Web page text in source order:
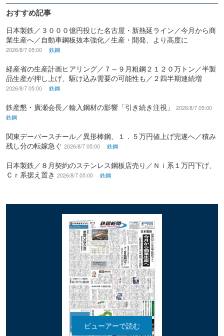
おすすめ記事
日本製鉄／３０００億円投じた名古屋・新熱延ライン／今月から商
業生産へ／自動車鋼板抜本強化／生産・開発、より高度に
2026/8/7 05:00 鉄鋼
経産省の生産計画ヒアリング／７～９月粗鋼２１２０万トン／半製
品生産が押し上げ、駆け込み需要の可能性も／２四半期連続増
2026/8/7 05:00 鉄鋼
鉄産懇・廣瀬会長／輸入鋼材の影響「引き続き注視」
2026/8/7 05:00
鉄鋼
関東デーバースチール／異形棒鋼、１．５万円値上げ完遂へ／積み
残し分の転嫁急ぐ 2026/8/7 05:00 鉄鋼
日本製鉄／８月契約のステンレス鋼板店売り／Ｎｉ系１万円下げ、
Ｃｒ系据え置き 2026/8/7 05:00 鉄鋼